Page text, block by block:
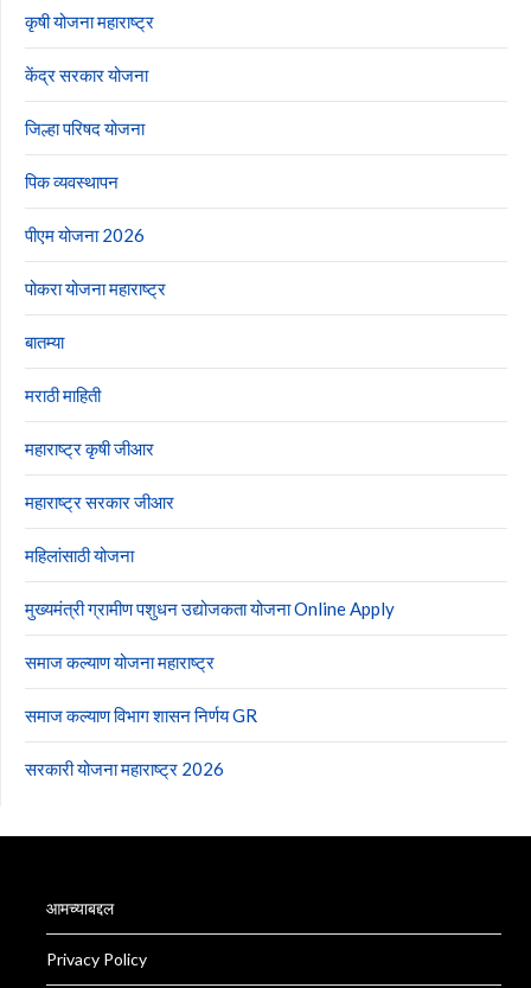
कृषी योजना महाराष्ट्र
केंद्र सरकार योजना
जिल्हा परिषद योजना
पिक व्यवस्थापन
पीएम योजना 2026
पोकरा योजना महाराष्ट्र
बातम्या
मराठी माहिती
महाराष्ट्र कृषी जीआर
महाराष्ट्र सरकार जीआर
महिलांसाठी योजना
मुख्यमंत्री ग्रामीण पशुधन उद्योजकता योजना Online Apply
समाज कल्याण योजना महाराष्ट्र
समाज कल्याण विभाग शासन निर्णय GR
सरकारी योजना महाराष्ट्र 2026
आमच्याबद्दल
Privacy Policy